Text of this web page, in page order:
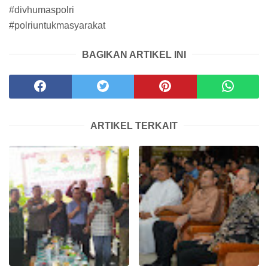
#divhumaspolri
#polriuntukmasyarakat
BAGIKAN ARTIKEL INI
ARTIKEL TERKAIT